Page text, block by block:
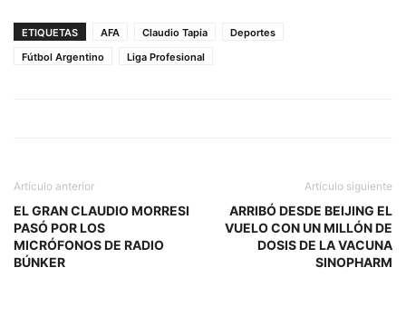
ETIQUETAS AFA Claudio Tapia
Deportes
Fútbol Argentino
Liga Profesional
Artículo anterior
EL GRAN CLAUDIO MORRESI
PASÓ POR LOS
MICRÓFONOS DE RADIO
BÚNKER
Artículo siguiente
ARRIBÓ DESDE BEIJING EL
VUELO CON UN MILLÓN DE
DOSIS DE LA VACUNA
SINOPHARM